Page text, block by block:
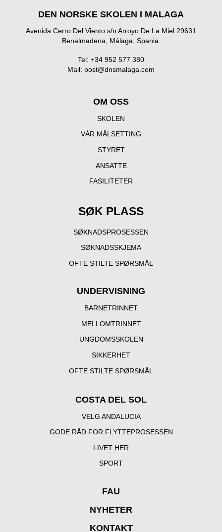
DEN NORSKE SKOLEN I MALAGA
Avenida Cerro Del Viento s/n Arroyo De La Miel 29631
Benalmadena, Málaga, Spania.
Tel: +34 952 577 380
Mail: post@dnsmalaga.com
OM OSS
SKOLEN
VÅR MÅLSETTING
STYRET
ANSATTE
FASILITETER
SØK PLASS
SØKNADSPROSESSEN
SØKNADSSKJEMA
OFTE STILTE SPØRSMÅL
UNDERVISNING
BARNETRINNET
MELLOMTRINNET
UNGDOMSSKOLEN
SIKKERHET
OFTE STILTE SPØRSMÅL
COSTA DEL SOL
VELG ANDALUCIA
GODE RÅD FOR FLYTTEPROSESSEN
LIVET HER
SPORT
FAU
NYHETER
KONTAKT